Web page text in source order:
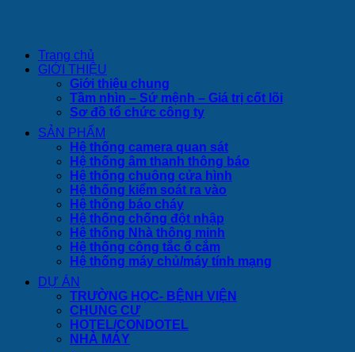
Trang chủ
GIỚI THIỆU
Giới thiệu chung
Tầm nhìn – Sứ mệnh – Giá trị cốt lõi
Sơ đồ tổ chức công ty
SẢN PHẨM
Hệ thống camera quan sát
Hệ thống âm thanh thông báo
Hệ thống chuông cửa hình
Hệ thống kiểm soát ra vào
Hệ thống báo cháy
Hệ thống chống đột nhập
Hệ thống Nhà thông minh
Hệ thống công tắc ổ cắm
Hệ thống máy chủ/máy tính mạng
DỰ ÁN
TRƯỜNG HỌC- BỆNH VIỆN
CHUNG CƯ
HOTEL/CONDOTEL
NHÀ MÁY